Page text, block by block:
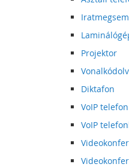
Projektor
Diktafon
VoIP telefon
VoIP